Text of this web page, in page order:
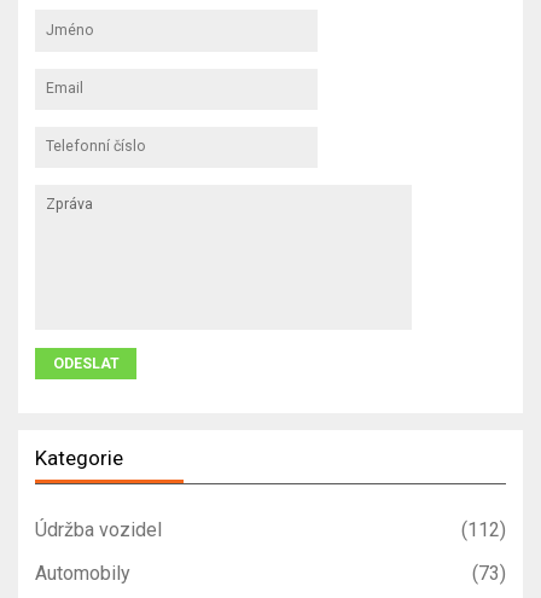
Kategorie
Údržba vozidel
(112)
Automobily
(73)